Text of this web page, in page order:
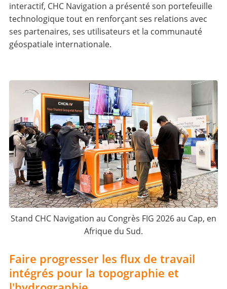
interactif, CHC Navigation a présenté son portefeuille
technologique tout en renforçant ses relations avec
ses partenaires, ses utilisateurs et la communauté
géospatiale internationale.
Stand CHC Navigation au Congrès FIG 2026 au Cap, en
Afrique du Sud.
Faire progresser les flux de travail
intégrés pour la topographie et